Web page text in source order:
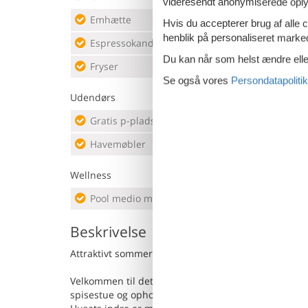
Emhætte
Espressokande
Fryser
200 l
Udendørs
Gratis p-plads på grunden
Havemøbler
Wellness
Pool medio maj - ultimo sept.
Beskrivelse
Attraktivt sommerhus med en smuk beliggenhed.
Velkommen til dette indbydende sommerhus med
spisestue og opholdsstue med åbent køkken, hvor
Hvis du accepterer brug af alle
henblik på personaliseret
Du kan når som helst ændre
Se også vores Persondatapolitik